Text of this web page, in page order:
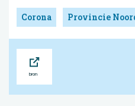
Corona Provincie